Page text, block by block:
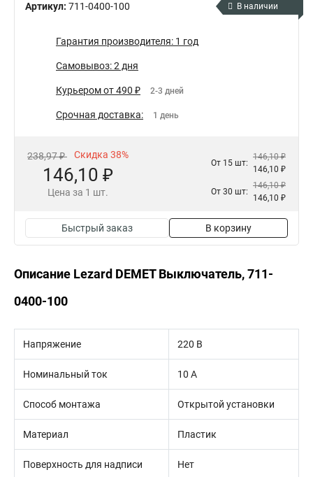
Артикул: 711-0400-100 В наличии
Гарантия производителя: 1 год
Самовывоз: 2 дня
Курьером от 490 ₽ 2-3 дней
Срочная доставка: 1 день
238,97 ₽ Скидка 38%
146,10 ₽
Цена за 1 шт.
От 15 шт:
146,10 ₽
146,10 ₽
От 30 шт:
146,10 ₽
146,10 ₽
Быстрый заказ В корзину
Описание Lezard DEMET Выключатель, 711-
0400-100
Напряжение 220 В
Номинальный ток 10 А
Способ монтажа Открытой установки
Материал Пластик
Поверхность для надписи Нет